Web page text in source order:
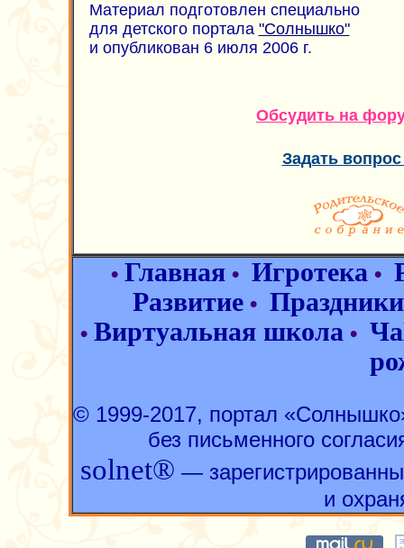
Материал подготовлен специально
для детского портала "Солнышко"
и опубликован 6 июля 2006 г.
Обсудить на
Задать
• Главная • Игротека •
Развитие• Праздники
• Виртуальная школа •
© 1999-2017, портал
без письменного
solnet® —
и